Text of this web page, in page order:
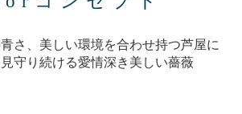
さ、美しい環境を合わせ持つ芦屋に
守り続ける愛情深き美しい薔薇